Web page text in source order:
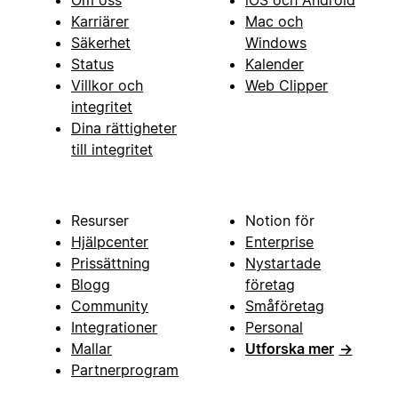
Karriärer
Säkerhet
Status
Villkor och
integritet
Dina rättigheter
till integritet
Mac och
Windows
Kalender
Web Clipper
Resurser
Hjälpcenter
Prissättning
Blogg
Community
Integrationer
Mallar
Partnerprogram
Notion för
Enterprise
Nystartade
företag
Småföretag
Personal
Utforska mer →